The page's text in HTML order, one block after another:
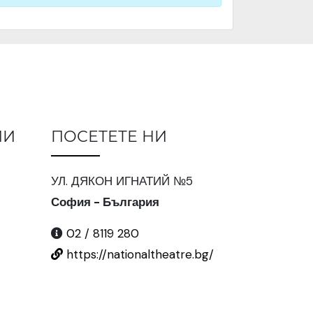
ПОСЕТЕТЕ НИ
УЛ. ДЯКОН ИГНАТИЙ №5
София - България
02 / 8119 280
https://nationaltheatre.bg/